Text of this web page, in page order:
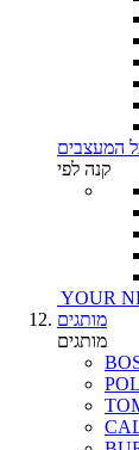
המעצבים
קנה לפי
YOUR
מותגים
מותגים